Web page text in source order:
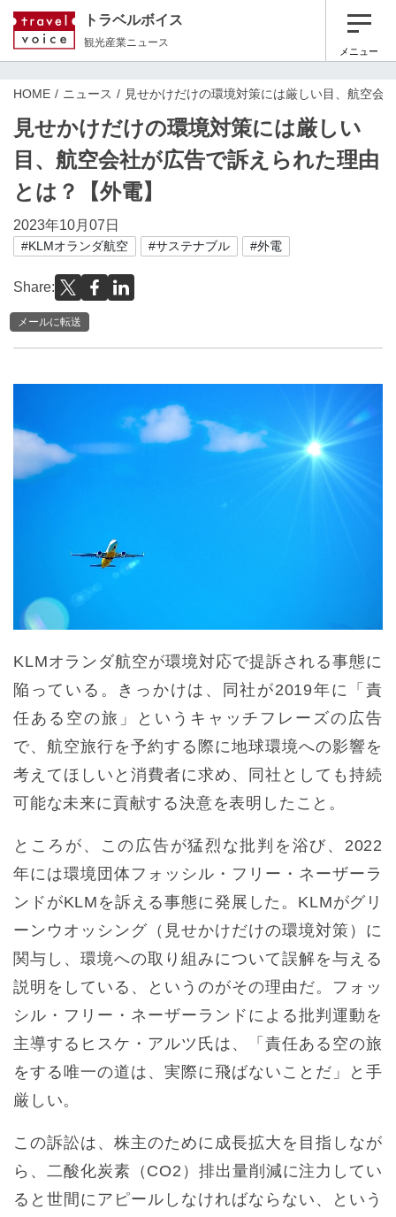
トラベルボイス
観光産業ニュース
メニュー
HOME ニュース 見せかけだけの環境対策には厳しい目、航空会
見せかけだけの環境対策には厳しい
目、航空会社が広告で訴えられた理由
とは？【外電】
2023年10月07日
#KLMオランダ航空 #サステナブル #外電
Share:
メールに転送
KLMオランダ航空が環境対応で提訴される事態に
陥っている。きっかけは、同社が2019年に「責
任ある空の旅」というキャッチフレーズの広告
で、航空旅行を予約する際に地球環境への影響を
考えてほしいと消費者に求め、同社としても持続
可能な未来に貢献する決意を表明したこと。
ところが、この広告が猛烈な批判を浴び、2022
年には環境団体フォッシル・フリー・ネーザーラ
ンドがKLMを訴える事態に発展した。KLMがグリ
ーンウオッシング（見せかけだけの環境対策）に
関与し、環境への取り組みについて誤解を与える
説明をしている、というのがその理由だ。フォッ
シル・フリー・ネーザーランドによる批判運動を
主導するヒスケ・アルツ氏は、「責任ある空の旅
をする唯一の道は、実際に飛ばないことだ」と手
厳しい。
この訴訟は、株主のために成長拡大を目指しなが
ら、二酸化炭素（CO2）排出量削減に注力してい
ると世間にアピールしなければならない、という